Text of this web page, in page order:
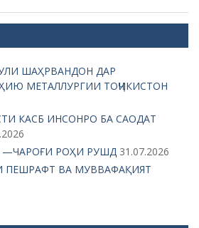
ШАҲРВАНДОН ДАР
МЕТАЛЛУРГИИ ТОҶИКИСТОН
КАСБ ИНСОНРО БА САОДАТ
РОҲИ РУШД 31.07.2026
ВА МУВВАФАҚИЯТ